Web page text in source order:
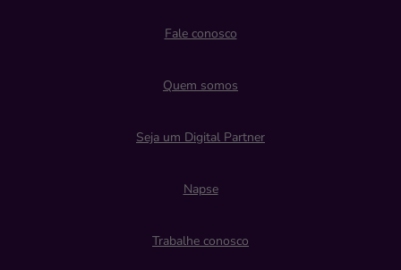
Fale conosco
Quem somos
Seja um Digital Partner
Napse
Trabalhe conosco